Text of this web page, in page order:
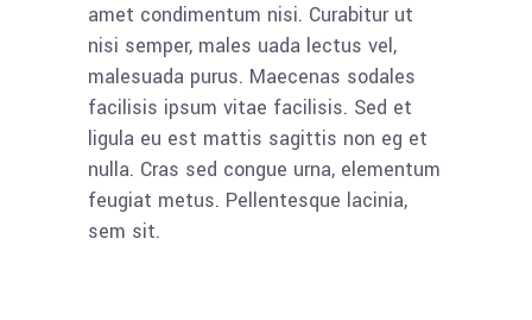
amet condimentum nisi. Curabitur ut
nisi semper, males uada lectus vel,
malesuada purus. Maecenas sodales
facilisis ipsum vitae facilisis. Sed et
ligula eu est mattis sagittis non eg et
nulla. Cras sed congue urna, elementum
feugiat metus. Pellentesque lacinia,
sem sit.